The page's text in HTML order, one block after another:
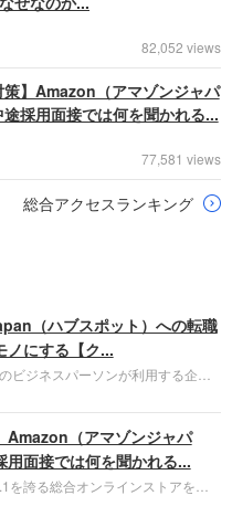
82,052 views
策】Amazon（アマゾンジャパ
途採用面接では何を聞かれる...
77,581 views
総合アクセスランキング
（ハブスポット）への転職
ノにする【ク...
ビジネスパーソンが利用する企業
オシ企業をご紹介します。今回はク
ラットフォームを提供する
（ハブスポット・ジャパン）株式会
接対策の企業研究にご活用くださ
Amazon（アマゾンジャパ
用面接では何を聞かれる...
を誇る総合オンラインストアを運